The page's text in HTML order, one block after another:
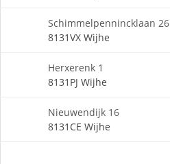
Schimmelpennincklaan 26
8131VX Wijhe
Herxerenk 1
8131PJ Wijhe
Nieuwendijk 16
8131CE Wijhe